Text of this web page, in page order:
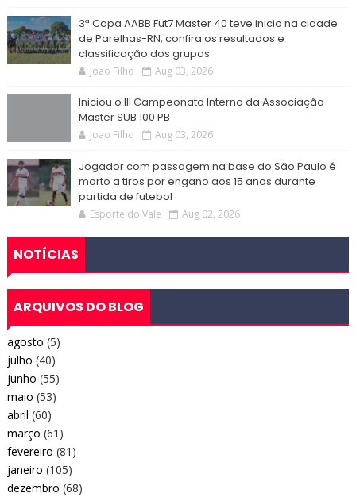
3ª Copa AABB Fut7 Master 40 teve inicio na cidade
de Parelhas-RN, confira os resultados e
classificação dos grupos
Joao Filho Aug 03, 2026
Iniciou o III Campeonato Interno da Associação
Master SUB 100 PB
Joao Filho Aug 03, 2026
Jogador com passagem na base do São Paulo é
morto a tiros por engano aos 15 anos durante
partida de futebol
Esporte do Vale Aug 02, 2026
NOTÍCIAS
ARQUIVOS DO BLOG
agosto (5)
julho (40)
junho (55)
maio (53)
abril (60)
março (61)
fevereiro (81)
janeiro (105)
dezembro (68)